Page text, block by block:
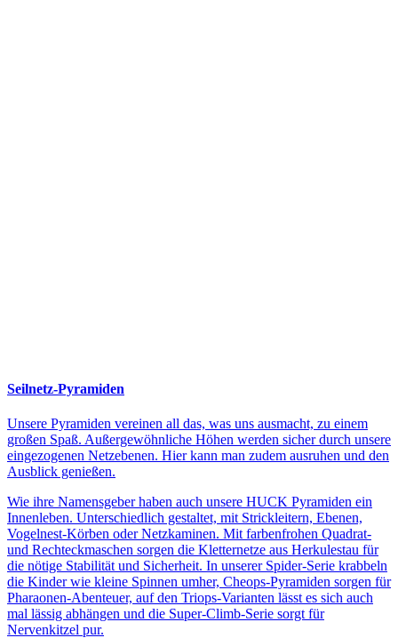
Seilnetz-Pyramiden
Unsere Pyramiden vereinen all das, was uns ausmacht, zu einem
großen Spaß. Außergewöhnliche Höhen werden sicher durch unsere
eingezogenen Netzebenen. Hier kann man zudem ausruhen und den
Ausblick genießen.
Wie ihre Namensgeber haben auch unsere HUCK Pyramiden ein
Innenleben. Unterschiedlich gestaltet, mit Strickleitern, Ebenen,
Vogelnest-Körben oder Netzkaminen. Mit farbenfrohen Quadrat-
und Rechteckmaschen sorgen die Kletternetze aus Herkulestau für
die nötige Stabilität und Sicherheit. In unserer Spider-Serie krabbeln
die Kinder wie kleine Spinnen umher, Cheops-Pyramiden sorgen für
Pharaonen-Abenteuer, auf den Triops-Varianten lässt es sich auch
mal lässig abhängen und die Super-Climb-Serie sorgt für
Nervenkitzel pur.